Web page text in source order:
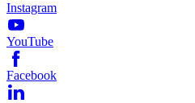
Instagram
YouTube
Facebook